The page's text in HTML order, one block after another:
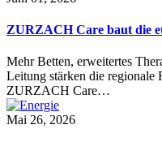
ZURZACH Care baut die
Mehr Betten, erweitertes
Leitung stärken die regionale
ZURZACH Care…
Mai 26, 2026